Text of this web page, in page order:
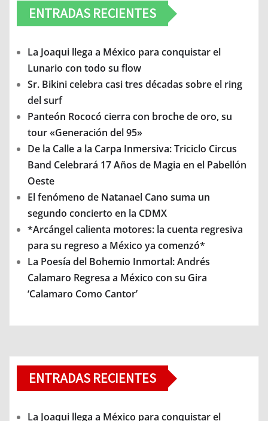
ENTRADAS RECIENTES
La Joaqui llega a México para conquistar el
Lunario con todo su flow
Sr. Bikini celebra casi tres décadas sobre el ring
del surf
Panteón Rococó cierra con broche de oro, su
tour «Generación del 95»
De la Calle a la Carpa Inmersiva: Triciclo Circus
Band Celebrará 17 Años de Magia en el Pabellón
Oeste
El fenómeno de Natanael Cano suma un
segundo concierto en la CDMX
*Arcángel calienta motores: la cuenta regresiva
para su regreso a México ya comenzó*
La Poesía del Bohemio Inmortal: Andrés
Calamaro Regresa a México con su Gira
‘Calamaro Como Cantor’
ENTRADAS RECIENTES
La Joaqui llega a México para conquistar el